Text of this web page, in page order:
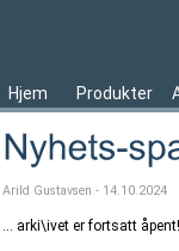
Hjem Produkter
Arild Gustavsen - 14.10.2024
... arki\ivet er fortsatt åpent!